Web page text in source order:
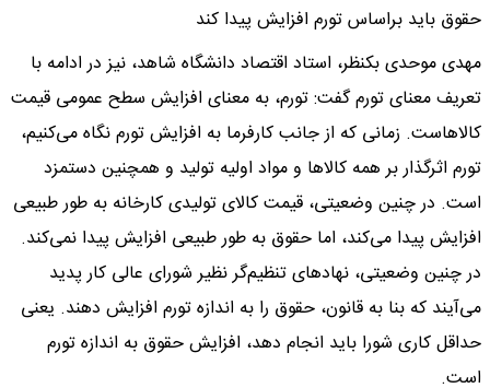
حقوق باید براساس تورم افزایش پیدا کند
مهدی موحدی بکنظر، استاد اقتصاد دانشگاه شاهد، نیز در ادامه با
تعریف معنای تورم گفت: تورم، به معنای افزایش سطح عمومی قیمت
کالاهاست. زمانی که از جانب کارفرما به افزایش تورم نگاه می‌کنیم،
تورم اثرگذار بر همه کالاها و مواد اولیه تولید و همچنین دستمزد
است. در چنین وضعیتی، قیمت کالای تولیدی کارخانه به طور طبیعی
افزایش پیدا می‌کند، اما حقوق به طور طبیعی افزایش پیدا نمی‌کند.
در چنین وضعیتی، نهادهای تنظیم‌گر نظیر شورای عالی کار پدید
می‌آیند که بنا به قانون، حقوق را به اندازه تورم افزایش دهند. یعنی
حداقل کاری شورا باید انجام دهد، افزایش حقوق به اندازه تورم
است.